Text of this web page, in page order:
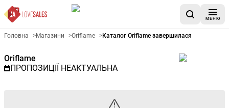
МЕНЮ
Рекламна газета Oriflame -
Головна >Магазини >Oriflame >Каталог Oriflame завершилася
Oriflame
ПРОПОЗИЦІЇ НЕАКТУАЛЬНА